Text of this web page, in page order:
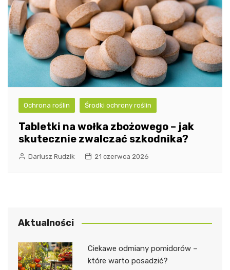
Ochrona roślin Środki ochrony roślin
Tabletki na wołka zbożowego – jak
skutecznie zwalczać szkodnika?
Dariusz Rudzik 21 czerwca 2026
Aktualności
Ciekawe odmiany pomidorów –
które warto posadzić?